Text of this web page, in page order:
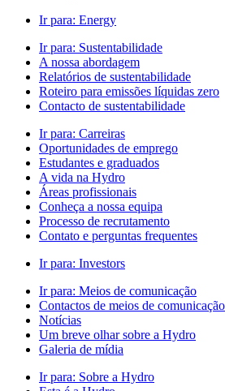
Ir para: Energy
Ir para: Sustentabilidade
A nossa abordagem
Relatórios de sustentabilidade
Roteiro para emissões líquidas zero
Contacto de sustentabilidade
Ir para: Carreiras
Oportunidades de emprego
Estudantes e graduados
A vida na Hydro
Áreas profissionais
Conheça a nossa equipa
Processo de recrutamento
Contato e perguntas frequentes
Ir para: Investors
Ir para: Meios de comunicação
Contactos de meios de comunicação
Notícias
Um breve olhar sobre a Hydro
Galeria de mídia
Ir para: Sobre a Hydro